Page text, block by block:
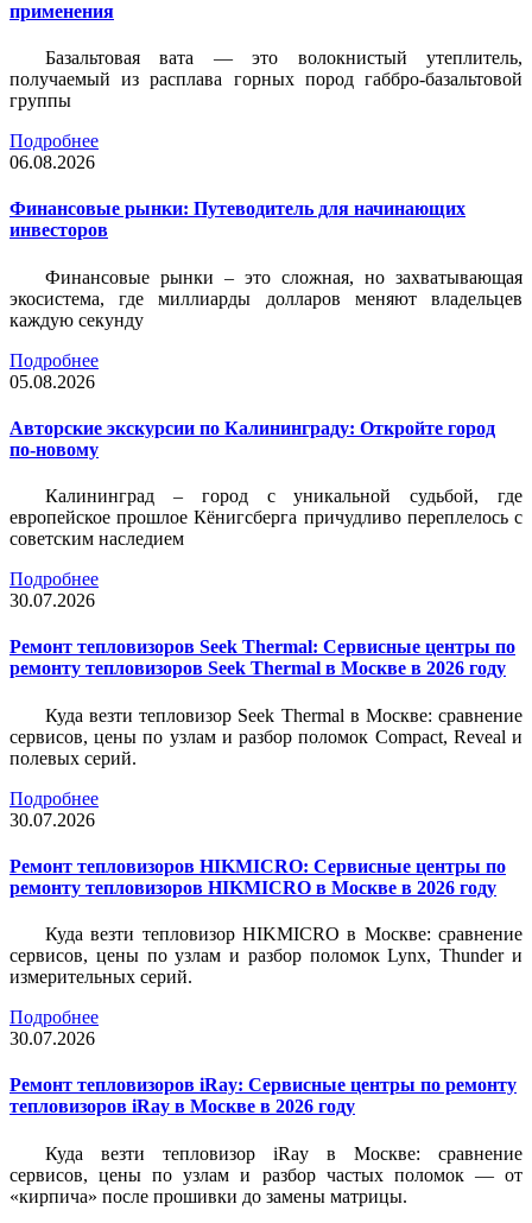
применения
Базальтовая вата — это волокнистый утеплитель,
получаемый из расплава горных пород габбро-базальтовой
группы
Подробнее
06.08.2026
Финансовые рынки: Путеводитель для начинающих
инвесторов
Финансовые рынки – это сложная, но захватывающая
экосистема, где миллиарды долларов меняют владельцев
каждую секунду
Подробнее
05.08.2026
Авторские экскурсии по Калининграду: Откройте город
по-новому
Калининград – город с уникальной судьбой, где
европейское прошлое Кёнигсберга причудливо переплелось с
советским наследием
Подробнее
30.07.2026
Ремонт тепловизоров Seek Thermal: Сервисные центры по
ремонту тепловизоров Seek Thermal в Москве в 2026 году
Куда везти тепловизор Seek Thermal в Москве: сравнение
сервисов, цены по узлам и разбор поломок Compact, Reveal и
полевых серий.
Подробнее
30.07.2026
Ремонт тепловизоров HIKMICRO: Сервисные центры по
ремонту тепловизоров HIKMICRO в Москве в 2026 году
Куда везти тепловизор HIKMICRO в Москве: сравнение
сервисов, цены по узлам и разбор поломок Lynx, Thunder и
измерительных серий.
Подробнее
30.07.2026
Ремонт тепловизоров iRay: Сервисные центры по ремонту
тепловизоров iRay в Москве в 2026 году
Куда везти тепловизор iRay в Москве: сравнение
сервисов, цены по узлам и разбор частых поломок — от
«кирпича» после прошивки до замены матрицы.